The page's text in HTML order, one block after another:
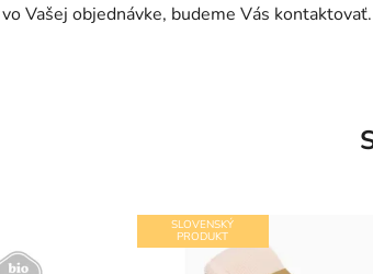
Vašej objednávke, budeme Vás kontaktovať.
SLOVENSKÝ
PRODUKT